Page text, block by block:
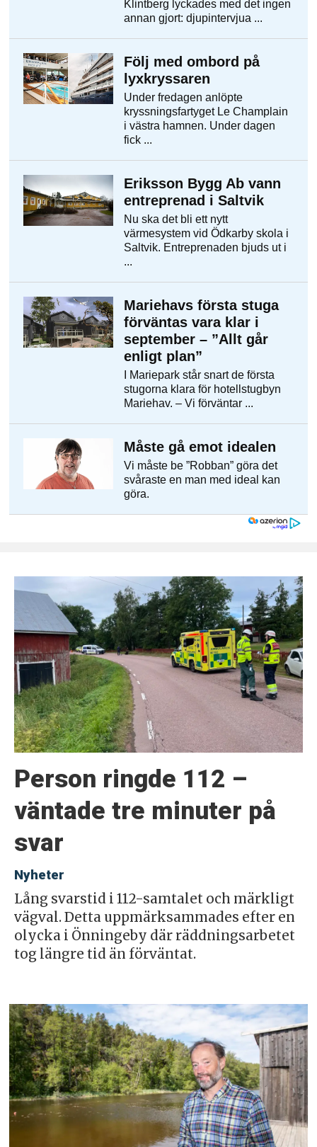
Person ringde 112 –
väntade tre minuter på
svar
Nyheter
Lång svarstid i 112-samtalet och märkligt
vägval. Detta uppmärksammades efter en
olycka i Önningeby där räddningsarbetet
tog längre tid än förväntat.